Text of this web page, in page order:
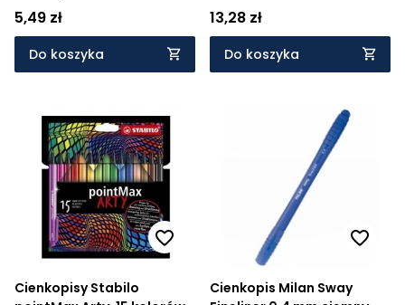
5,49 zł
Do koszyka
13,28 zł
Do koszyka
Cienkopisy Stabilo
Cienkopis Milan Sway